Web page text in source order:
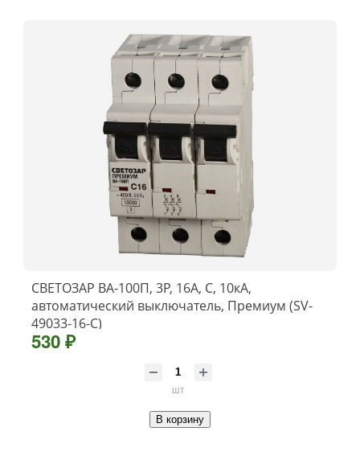
СВЕТОЗАР ВА-100П, 3P, 16А, C, 10кА,
автоматический выключатель, Премиум (SV-
49033-16-C)
530 ₽
шт
В корзину